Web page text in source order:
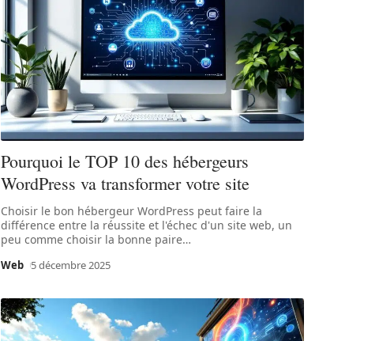
Pourquoi le TOP 10 des hébergeurs
WordPress va transformer votre site
Choisir le bon hébergeur WordPress peut faire la
différence entre la réussite et l'échec d'un site web, un
peu comme choisir la bonne paire…
Web 5 décembre 2025